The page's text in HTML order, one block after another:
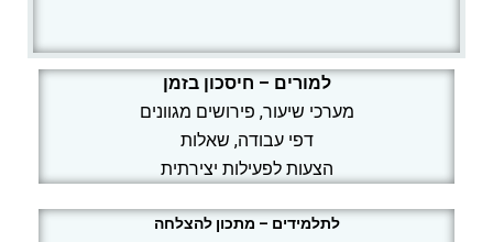
למורים – חיסכון בזמן
מערכי שיעור, פירושים מגוונים
דפי עבודה, שאלות
הצעות לפעילות יצירתית
לתלמידים – מתכון להצלחה